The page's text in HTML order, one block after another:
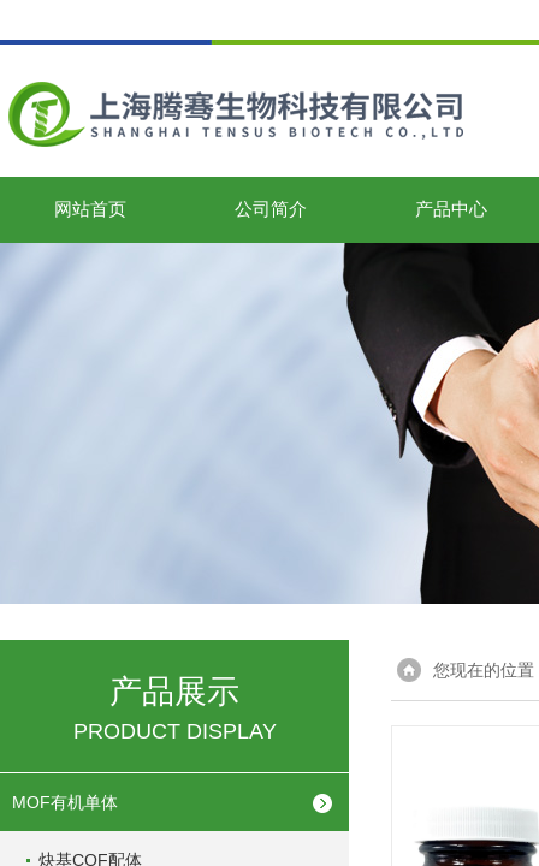
网站首页 公司简介 产品中心
产品展示
PRODUCT DISPLAY
MOF有机单体
炔基COF配体
您现在的位置